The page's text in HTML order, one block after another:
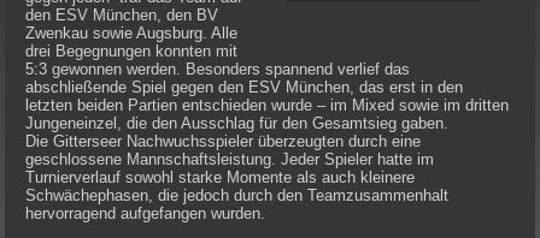
den ESV München, den BV
Zwenkau sowie Augsburg. Alle
drei Begegnungen konnten mit
5:3 gewonnen werden. Besonders spannend verlief das
abschließende Spiel gegen den ESV München, das erst in den
letzten beiden Partien entschieden wurde – im Mixed sowie im dritten
Jungeneinzel, die den Ausschlag für den Gesamtsieg gaben.
Die Gitterseer Nachwuchsspieler überzeugten durch eine
geschlossene Mannschaftsleistung. Jeder Spieler hatte im
Turnierverlauf sowohl starke Momente als auch kleinere
Schwächephasen, die jedoch durch den Teamzusammenhalt
hervorragend aufgefangen wurden.